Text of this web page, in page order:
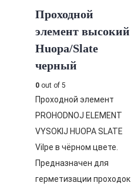
Проходной
элемент высокий
Huopa/Slate
черный
0 out of 5
Проходной элемент
PROHODNOJ ELEMENT
VYSOKIJ HUOPA SLATE
Vilpe в чёрном цвете.
Предназначен для
герметизации проходок